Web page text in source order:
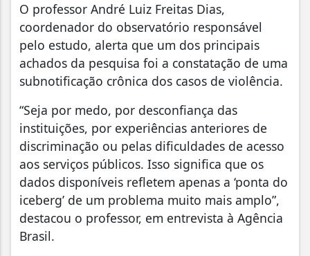
O professor André Luiz Freitas Dias,
coordenador do observatório responsável
pelo estudo, alerta que um dos principais
achados da pesquisa foi a constatação de uma
subnotificação crônica dos casos de violência.
“Seja por medo, por desconfiança das
instituições, por experiências anteriores de
discriminação ou pelas dificuldades de acesso
aos serviços públicos. Isso significa que os
dados disponíveis refletem apenas a ‘ponta do
iceberg’ de um problema muito mais amplo”,
destacou o professor, em entrevista à Agência
Brasil.